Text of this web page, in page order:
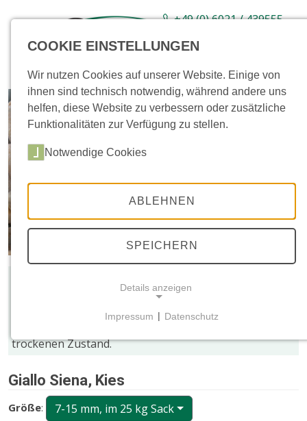
+49 (0) 6021 / 439555-
Sortiment Neuware Aktionsartikel
Bildern stellen keinen Mangel dar!
Im nassen Zustand erscheinen z.B. Struktur und
Farbnuancen meist kräftiger und dunkler als im
trockenen Zustand.
Giallo Siena, Kies
Größe: 7-15 mm, im 25 kg Sack
COOKIE EINSTELLUNGEN
Wir nutzen Cookies auf unserer Website. Einige von
ihnen sind technisch notwendig, während andere uns
helfen, diese Website zu verbessern oder zusätzliche
Funktionalitäten zur Verfügung zu stellen.
Notwendige Cookies
ABLEHNEN
SPEICHERN
Details anzeigen
Notwendige Cookies ermöglichen grundlegende
der Website erforderlich.
CMS (Content Management System)
Impressum | Datenschutz